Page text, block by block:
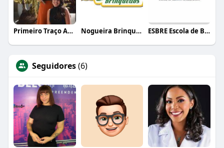
Primeiro Traço Arquitetura Nogueira Brinquedos ESBRE Escola de Bares e Restaurantes
Seguidores(6)